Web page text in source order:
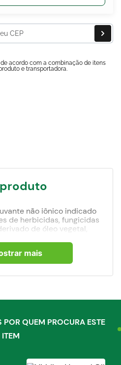
acordo com a combinação de itens
e transportadora.
não iônico indicado
de herbicidas, fungicidas
de óleo vegetal,
folhas, além de dificultar
chuva e reduzir a
gotas devido a sua
mais
QUEM PROCURA ESTE
ITEM